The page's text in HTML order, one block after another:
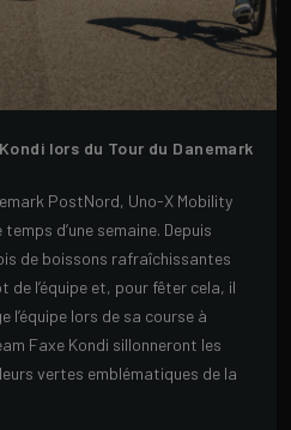
lors du Tour du Danemark
PostNord, Uno-X Mobility
d’une semaine. Depuis
de boissons rafraîchissantes
de l’équipe et, pour fêter cela, il
l’équipe lors de sa course à
Faxe Kondi sillonneront les
vertes emblématiques de la